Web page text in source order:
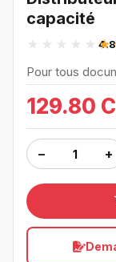
capacité
Pour tous
129.80
− +